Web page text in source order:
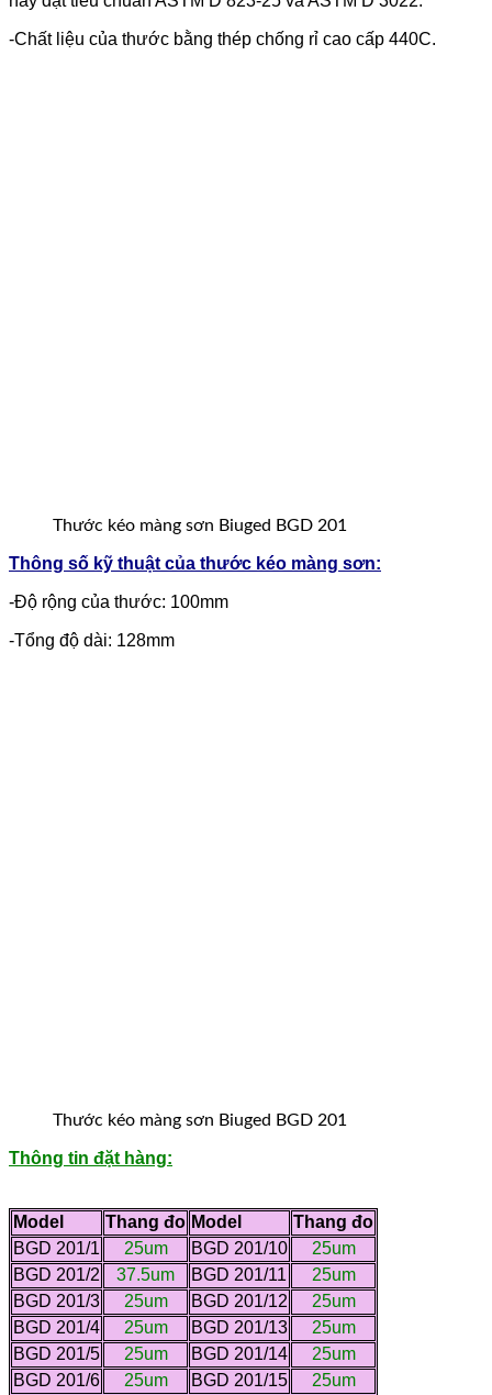
-Chất liệu của thước bằng thép chống rỉ cao cấp 440C.
Thước kéo màng sơn Biuged BGD 201
Thông số kỹ thuật của thước kéo màng sơn:
-Độ rộng của thước: 100mm
-Tổng độ dài: 128mm
Thước kéo màng sơn Biuged BGD 201
Thông tin đặt hàng:
Model Thang đo Model
Thang đo
BGD 201/1
25um BGD 201/10
25um
BGD 201/2
37.5um BGD 201/11
25um
BGD 201/3
25um BGD 201/12
25um
BGD 201/4
25um BGD 201/13
25um
BGD 201/5
25um BGD 201/14
25um
BGD 201/6
25um BGD 201/15
25um